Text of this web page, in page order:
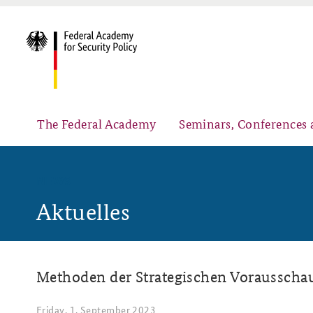
The Federal Academy
Advisory Board
Seminars, Conferences
Security Policy Course for Senior Officials
Aktuelles
Methoden der Strategischen
Friday, 1. September 2023